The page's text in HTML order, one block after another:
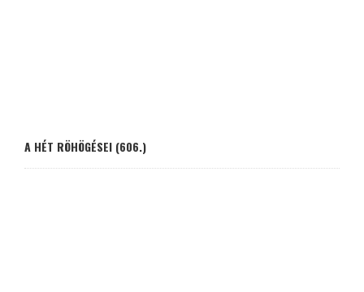
A HÉT RÖHÖGÉSEI (606.)